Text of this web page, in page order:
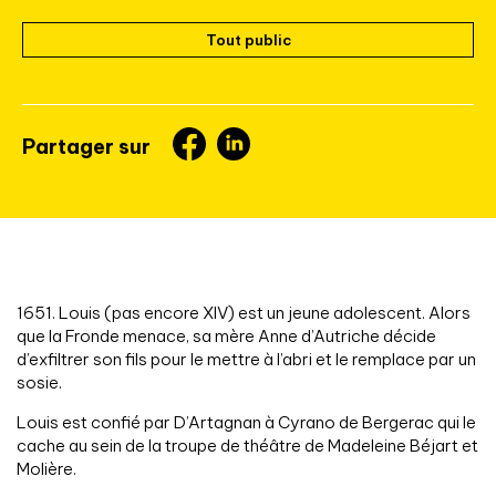
Tout public
Partager sur
1651. Louis (pas encore XIV) est un jeune adolescent. Alors
que la Fronde menace, sa mère Anne d’Autriche décide
d’exfiltrer son fils pour le mettre à l’abri et le remplace par un
sosie.
Louis est confié par D’Artagnan à Cyrano de Bergerac qui le
cache au sein de la troupe de théâtre de Madeleine Béjart et
Molière.